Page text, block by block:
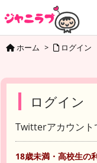
ホーム > ログイン
ログイン
Twitterアカウント
18歳未満・高校生の